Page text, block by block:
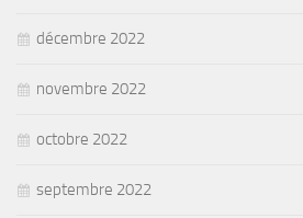
décembre 2022
novembre 2022
octobre 2022
septembre 2022